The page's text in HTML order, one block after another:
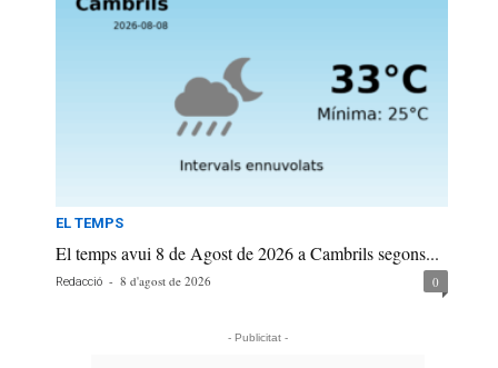
EL TEMPS
El temps avui 8 de Agost de 2026 a Cambrils segons...
Redacció - 8 d'agost de 2026 0
- Publicitat -